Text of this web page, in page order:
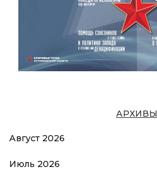
АРХИВЫ
Август 2026
Июль 2026